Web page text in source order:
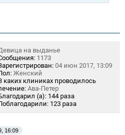
на выданье
1173
04 июн 2017, 13:09
Женский
каких клиниках проводилось
Ава-Петер
(а): 144 раза
123 раза
16:09